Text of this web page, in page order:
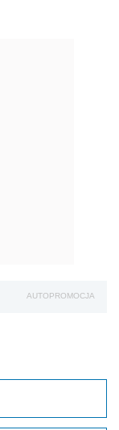
AUTOPROMOCJA